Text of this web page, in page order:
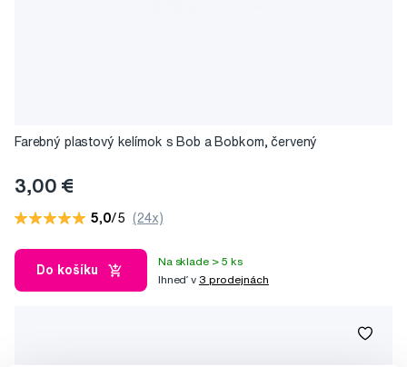
Farebný plastový kelímok s Bob a Bobkom, červený
3,00 €
5,0/5 (24x)
Do košíku
Na sklade > 5 ks
Ihneď v 3 prodejnách